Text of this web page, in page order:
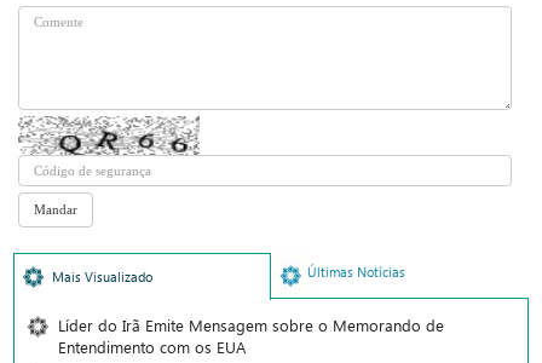
Mais Visualizado Últimas Notícias
Líder do Irã Emite Mensagem sobre o Memorando de
Entendimento com os EUA